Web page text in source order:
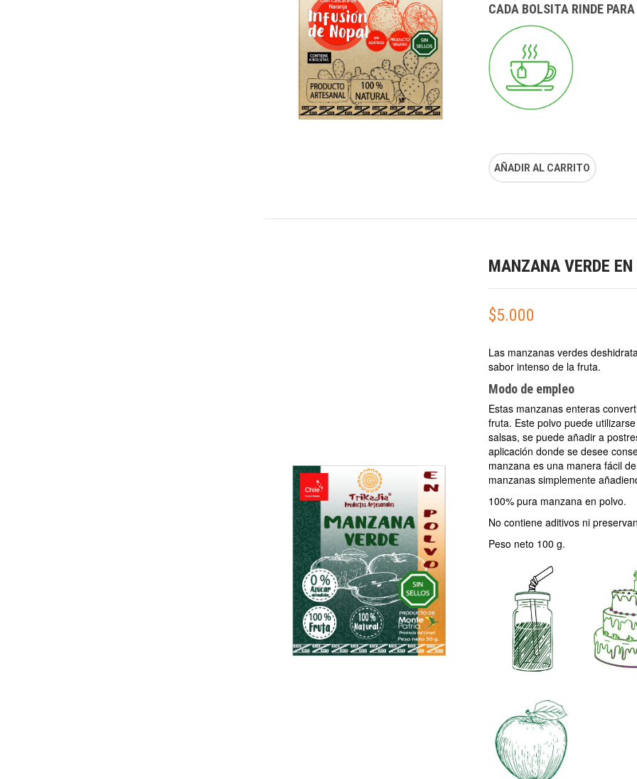
CADA BOLSITA RINDE
AÑADIR AL CARRITO
MANZANA VERDE EN
$5.000
Las manzanas verdes
sabor intenso de la fruta.
Modo de empleo
Estas manzanas enteras
fruta. Este polvo puede
salsas, se puede añadir a
aplicación donde se desee
manzana es una manera fácil
manzanas simplemente
100% pura manzana en polvo.
No contiene aditivos ni
Peso neto 100 g.